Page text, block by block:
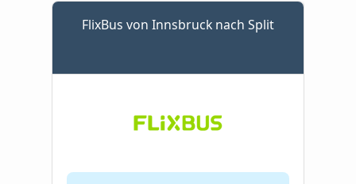
FlixBus von Innsbruck nach Split